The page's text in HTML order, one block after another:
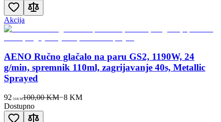
Akcija
AENO Ručno glačalo na paru GS2, 1190W, 24
g/min, spremnik 110ml, zagrijavanje 40s, Metallic
Sprayed
92 50KM100,00 KM−8KM
Dostupno